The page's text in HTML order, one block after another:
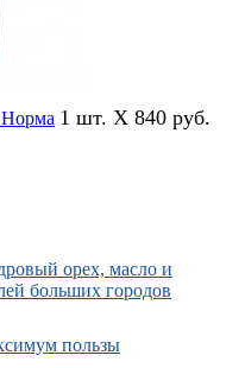
1 шт. X 840 руб.
орех, масло и
больших городов
пользы